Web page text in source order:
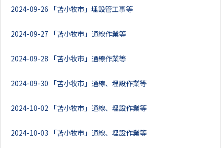
2024-09-26 「苫小牧市」埋設管工事等
2024-09-27 「苫小牧市」通線作業等
2024-09-28 「苫小牧市」通線作業等
2024-09-30 「苫小牧市」通線、埋設作業等
2024-10-02 「苫小牧市」通線、埋設作業等
2024-10-03 「苫小牧市」通線、埋設作業等